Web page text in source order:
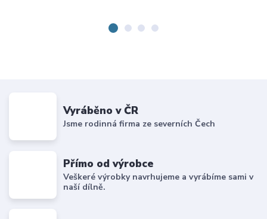
Vyráběno v ČR
Jsme rodinná firma ze severních Čech
Přímo od výrobce
Veškeré výrobky navrhujeme a vyrábíme sami v
naší dílně.